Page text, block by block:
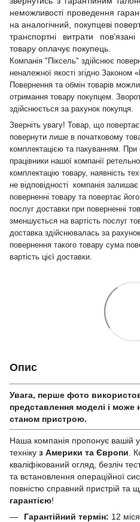
неможливості проведення
на аналогічний, покупцеві
транспортні витрати
товару оплачує покупець.
Компанія "Піксель" здійснює
неналежної якості згідно Законом
Повернення та обмін товарів
отримання товару покупцем.
здійснюється за рахунок покупця.
Зверніть увагу! Товар, що
повернути лише в початковому
комплектацією та пакуванням. При
працівники нашої компанії
комплектацію товару, наявність
не відповідності компанія
поверненні товару та повертає
послуг доставки при поверненні
зменшується на вартість послуг
доставка здійснювалась за
повернення такого товару сума
вартість цієї доставки.
Опис
Увага, перше фото
представлення моделі і може
станом приcтрою.
Наша компанія пропонує вашій
техніку з Америки та Європи .
кваліфікований огляд, безліч
та встановлення операційної
повністю справний пристрій та
гарантією!
Гарантійний термін: 12